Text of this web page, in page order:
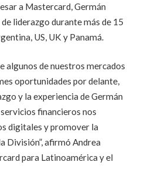
a Mastercard, Germán
liderazgo durante más de 15
US, UK y Panamá.
algunos de nuestros mercados
oportunidades por delante,
y la experiencia de Germán
financieros nos
digitales y promover la
División”, afirmó Andrea
para Latinoamérica y el